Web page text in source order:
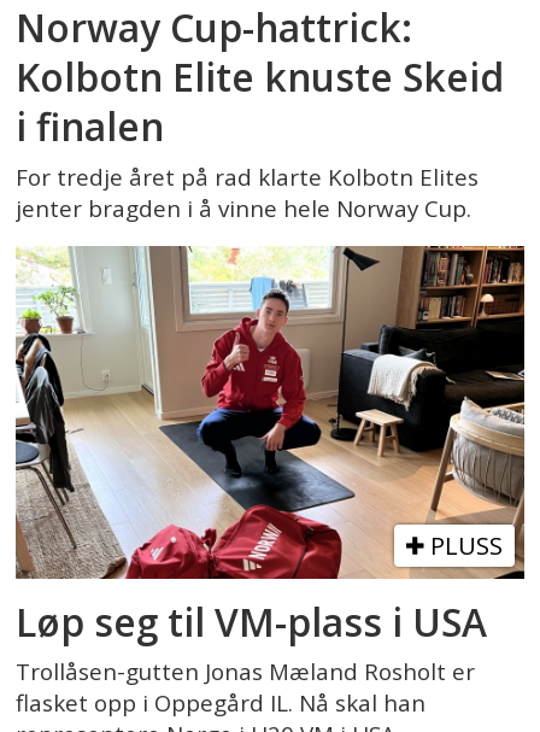
Norway Cup-hattrick:
Kolbotn Elite knuste Skeid
i finalen
For tredje året på rad klarte Kolbotn Elites
jenter bragden i å vinne hele Norway Cup.
PLUSS
Løp seg til VM-plass i USA
Trollåsen-gutten Jonas Mæland Rosholt er
flasket opp i Oppegård IL. Nå skal han